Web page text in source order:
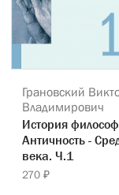
Грановский
Владимирович
История
Античность -
века. Ч.1
270 ₽